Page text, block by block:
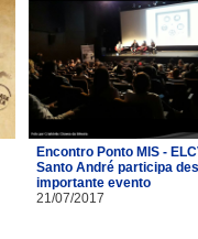
Encontro Ponto MIS -
Santo André participa
importante evento
21/07/2017